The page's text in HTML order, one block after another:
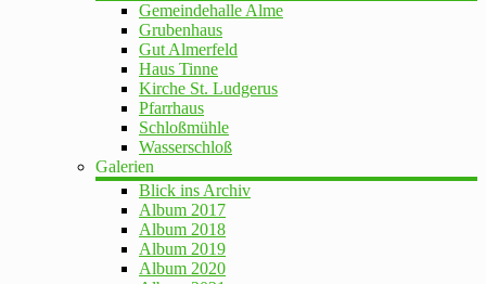
Gemeindehalle Alme
Grubenhaus
Gut Almerfeld
Haus Tinne
Kirche St. Ludgerus
Pfarrhaus
Schloßmühle
Wasserschloß
Galerien
Blick ins Archiv
Album 2017
Album 2018
Album 2019
Album 2020